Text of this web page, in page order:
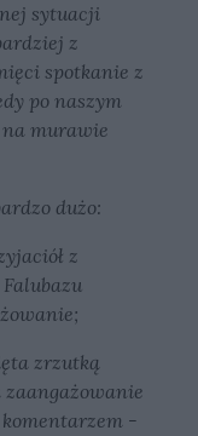
sytuacji
z
spotkanie z
po naszym
murawie
dużo:
z
zrzutką
-